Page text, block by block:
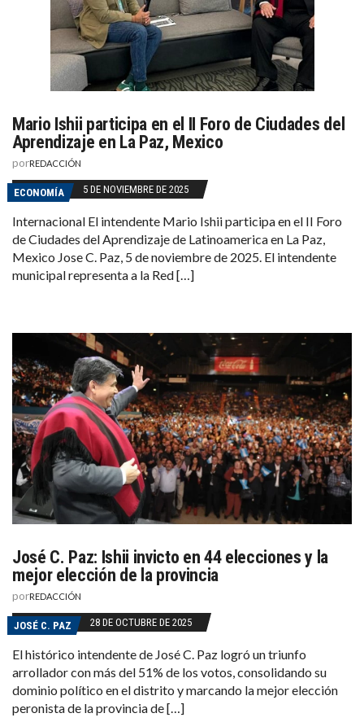
Mario Ishii participa en el II Foro de Ciudades del
Aprendizaje en La Paz, Mexico
porREDACCIÓN
ECONOMÍA 5 DE NOVIEMBRE DE 2025
Internacional El intendente Mario Ishii participa en el II Foro
de Ciudades del Aprendizaje de Latinoamerica en La Paz,
Mexico Jose C. Paz, 5 de noviembre de 2025. El intendente
municipal representa a la Red […]
José C. Paz: Ishii invicto en 44 elecciones y la
mejor elección de la provincia
porREDACCIÓN
JOSÉ C. PAZ 28 DE OCTUBRE DE 2025
El histórico intendente de José C. Paz logró un triunfo
arrollador con más del 51% de los votos, consolidando su
dominio político en el distrito y marcando la mejor elección
peronista de la provincia de […]